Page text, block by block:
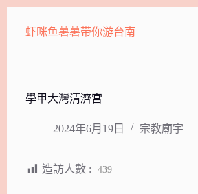
虾咪鱼薯薯带你游台南
學甲大灣清濟宮
2024年6月19日 宗教廟宇
造訪人數 : 439